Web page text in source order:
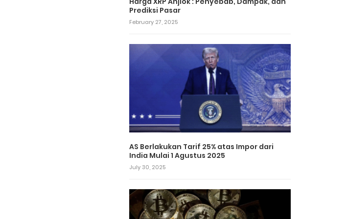
Prediksi Pasar
February 27, 2025
AS Berlakukan Tarif 25% atas Impor dari
India Mulai 1 Agustus 2025
July 30, 2025